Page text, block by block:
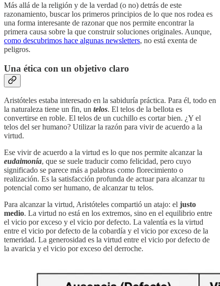
Más allá de la religión y de la verdad (o no) detrás de este
razonamiento, buscar los primeros principios de lo que nos rodea es
una forma interesante de razonar que nos permite encontrar la
primera causa sobre la que construir soluciones originales. Aunque,
como descubrimos hace algunas newsletters, no está exenta de
peligros.
Una ética con un objetivo claro
Aristóteles estaba interesado en la sabiduría práctica. Para él, todo en
la naturaleza tiene un fin, un telos. El telos de la bellota es
convertirse en roble. El telos de un cuchillo es cortar bien. ¿Y el
telos del ser humano? Utilizar la razón para vivir de acuerdo a la
virtud.
Ese vivir de acuerdo a la virtud es lo que nos permite alcanzar la
eudaimonía, que se suele traducir como felicidad, pero cuyo
significado se parece más a palabras como florecimiento o
realización. Es la satisfacción profunda de actuar para alcanzar tu
potencial como ser humano, de alcanzar tu telos.
Para alcanzar la virtud, Aristóteles compartió un atajo: el justo
medio. La virtud no está en los extremos, sino en el equilibrio entre
el vicio por exceso y el vicio por defecto. La valentía es la virtud
entre el vicio por defecto de la cobardía y el vicio por exceso de la
temeridad. La generosidad es la virtud entre el vicio por defecto de
la avaricia y el vicio por exceso del derroche.